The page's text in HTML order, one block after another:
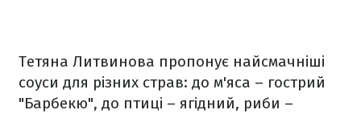
Тетяна Литвинова пропонує найсмачніші
соуси для різних страв: до м'яса – гострий
"Барбекю", до птиці – ягідний, риби –